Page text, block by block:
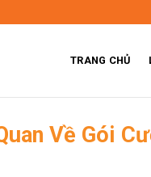
TRANG CHỦ
Về Gói